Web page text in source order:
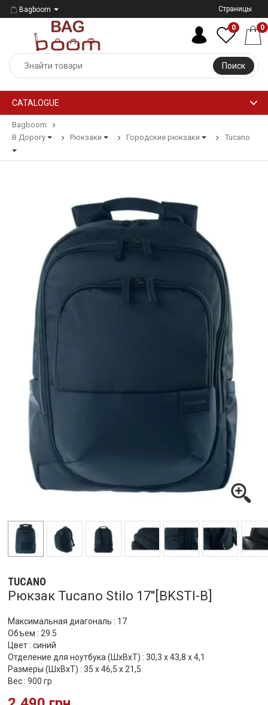
Bagboom Страницы
Поиск
0 0
CATALOGUE
Bagboom
В Дорогу
Рюкзаки Городские рюкзаки Tucano
TUCANO
Рюкзак Tucano Stilo 17''[BKSTI-B]
Максимальная диагональ : 17
Объем : 29.5
Цвет : синий
Отделение для ноутбука (ШхВхТ) : 30,3 x 43,8 x 4,1
Размеры (ШхВхТ) : 35 x 46,5 x 21,5
Вес : 900 гр